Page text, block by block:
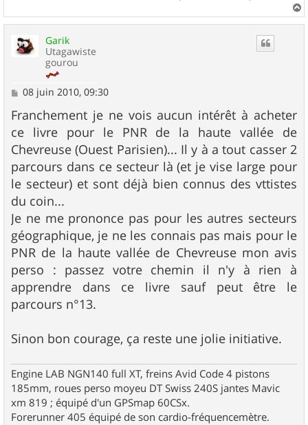
a
Garik
Utagawiste
gourou
M
s
s
a
g
e
08 juin 2010, 09:30
Franchement je ne vois aucun intérêt à acheter
ce livre pour le PNR de la haute vallée de
Chevreuse (Ouest Parisien)... Il y à a tout casser 2
parcours dans ce secteur là (et je vise large pour
le secteur) et sont déjà bien connus des vttistes
du coin...
Je ne me prononce pas pour les autres secteurs
géographique, je ne les connais pas mais pour le
PNR de la haute vallée de Chevreuse mon avis
perso : passez votre chemin il n'y à rien à
apprendre dans ce livre sauf peut être le
parcours n°13.
Sinon bon courage, ça reste une jolie initiative.
Engine LAB NGN140 full XT, freins Avid Code 4 pistons
185mm, roues perso moyeu DT Swiss 240S jantes Mavic
xm 819 ; équipé d'un GPSmap 60CSx.
Forerunner 405 équipé de son cardio-fréquencemètre.